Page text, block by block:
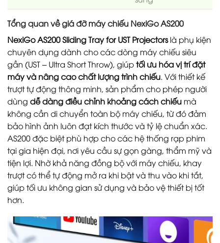
Tổng quan về giá đỡ máy chiếu NexiGo AS200
NexiGo AS200 Sliding Tray for UST Projectorslà phụ kiện
chuyên dụng dành cho các dòng máy chiếu siêu
gần (UST – Ultra Short Throw), giúptối ưu hóa vị trí đặt
máy và nâng cao chất lượng trình chiếu. Với thiết kế
trượt tự động thông minh, sản phẩm cho phép người
dùng dễ dàng điều chỉnh khoảng cách chiếu mà
không cần di chuyển toàn bộ máy chiếu, từ đó đảm
bảo hình ảnh luôn đạt kích thước và tỷ lệ chuẩn xác.
AS200 đặc biệt phù hợp cho các hệ thống rạp phim
tại gia hiện đại, nơi yêu cầu sự gọn gàng, thẩm mỹ và
tiện lợi. Nhờ khả năng đồng bộ với máy chiếu, khay
trượt có thể tự động mở ra khi bật và thu vào khi tắt,
giúp tối ưu không gian sử dụng và bảo vệ thiết bị tốt
hơn.